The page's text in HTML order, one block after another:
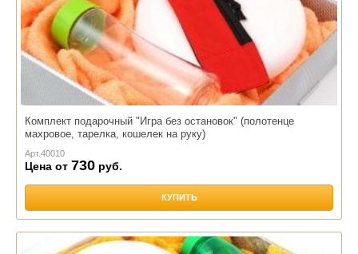
Комплект подарочный "Игра без остановок" (полотенце
махровое, тарелка, кошелек на руку)
Арт.40010
Цена от 730 руб.
КУПИТЬ